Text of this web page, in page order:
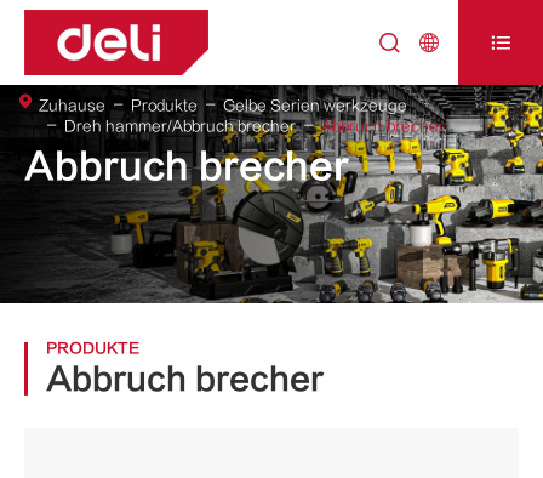
  
Abbruch brecher
Zuhause Produkte
Gelbe Serien werkzeuge
Dreh hammer/Abbruch brecher
Abbruch brecher
PRODUKTE
Abbruch brecher